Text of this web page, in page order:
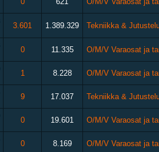
3.601 1.389.329 Tekniikka &
0 11.335 O/M/V Varaosat ja
1 8.228 O/M/V Varaosat ja
9 17.037 Tekniikka &
0 19.601 O/M/V Varaosat ja
0 8.169 O/M/V Varaosat ja